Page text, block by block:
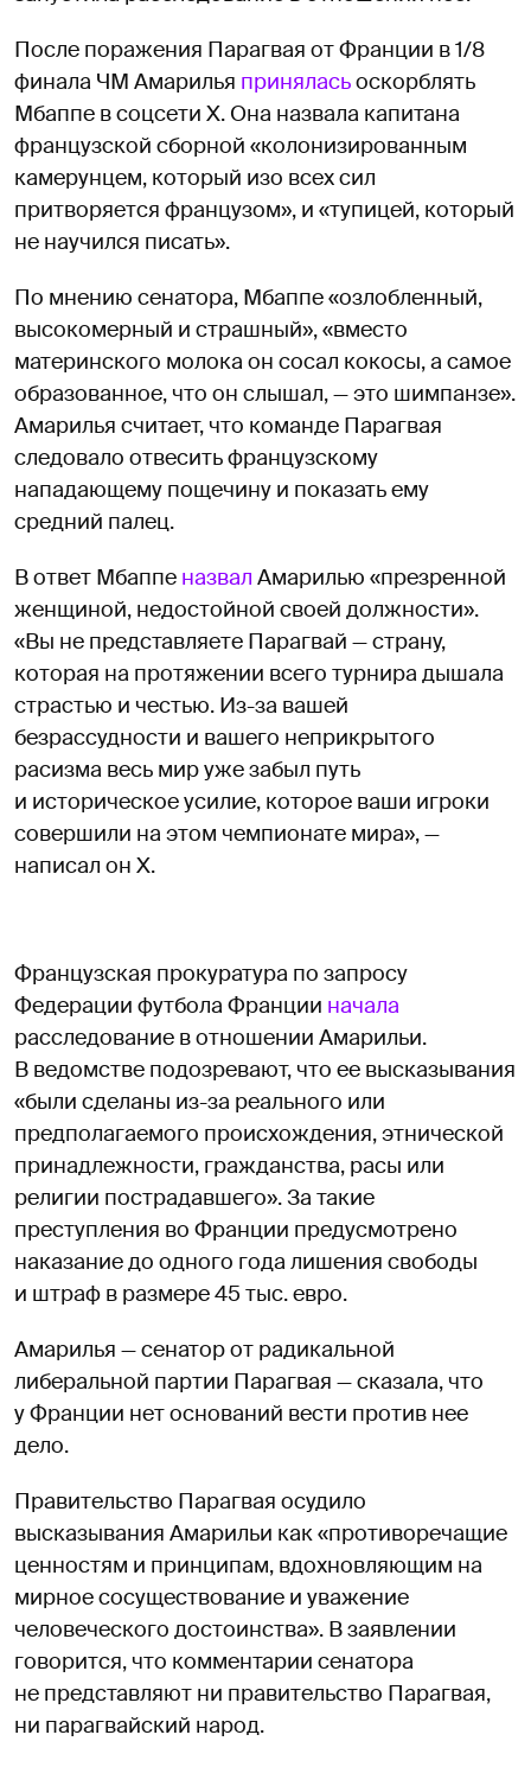
После поражения Парагвая от Франции в 1/8
финала ЧМ Амарилья приняласьоскорблять
Мбаппе в соцсети X. Она назвала капитана
французской сборной «колонизированным
камерунцем, который изо всех сил
притворяется французом», и «тупицей, который
не научился писать».
По мнению сенатора, Мбаппе «озлобленный,
высокомерный и страшный», «вместо
материнского молока он сосал кокосы, а самое
образованное, что он слышал, — это шимпанзе».
Амарилья считает, что команде Парагвая
следовало отвесить французскому
нападающему пощечину и показать ему
средний палец.
В ответ Мбаппе назвал Амарилью «презренной
женщиной, недостойной своей должности».
«Вы не представляете Парагвай — страну,
которая на протяжении всего турнира дышала
страстью и честью. Из-за вашей
безрассудности и вашего неприкрытого
расизма весь мир уже забыл путь
и историческое усилие, которое ваши игроки
совершили на этом чемпионате мира», —
написал он X.
Французская прокуратура по запросу
Федерации футбола Франции начала
расследование в отношении Амарильи.
В ведомстве подозревают, что ее высказывания
«были сделаны из-за реального или
предполагаемого происхождения, этнической
принадлежности, гражданства, расы или
религии пострадавшего». За такие
преступления во Франции предусмотрено
наказание до одного года лишения свободы
и штраф в размере 45 тыс. евро.
Амарилья — сенатор от радикальной
либеральной партии Парагвая — сказала, что
у Франции нет оснований вести против нее
дело.
Правительство Парагвая осудило
высказывания Амарильи как «противоречащие
ценностям и принципам, вдохновляющим на
мирное сосуществование и уважение
человеческого достоинства». В заявлении
говорится, что комментарии сенатора
не представляют ни правительство Парагвая,
ни парагвайский народ.